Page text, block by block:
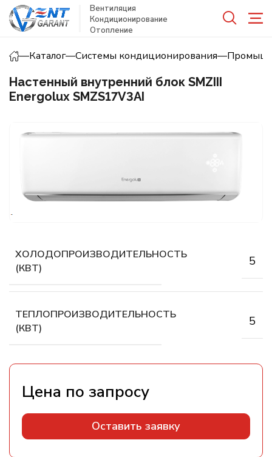
Вентиляция
Кондиционирование
Отопление
—Каталог—Системы кондиционирования—
Настенный внутренний блок SMZIII
Energolux SMZS17V3AI
ХОЛОДОПРОИЗВОДИТЕЛЬНОСТЬ
(КВТ)
5
ТЕПЛОПРОИЗВОДИТЕЛЬНОСТЬ
(КВТ)
5
Оставить заявку